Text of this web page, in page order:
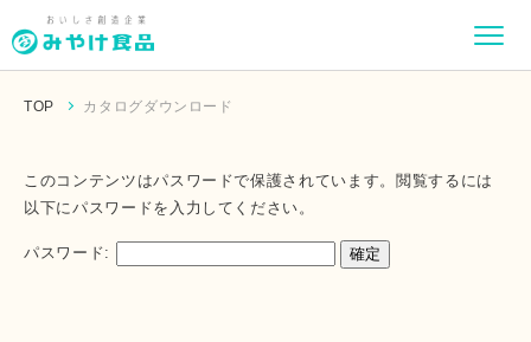
TOP カタログダウンロード
このコンテンツはパスワードで保護されています。閲覧するには
以下にパスワードを入力してください。
パスワード: